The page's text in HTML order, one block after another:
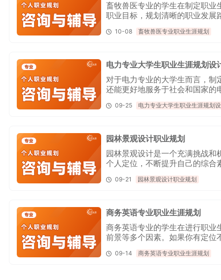
畜牧兽医专业的学生在制定职业
职业目标，规划清晰的职业发展
万人解决各类职业问题。向阳生
10-08 畜牧兽医专业职业生涯规划
电力专业大学生职业生涯规划设
对于电力专业的大学生而言，制
还能更好地服务于社会和国家的
一对一职业规划咨询，为您量身
09-25 电力专业大学生职业生涯规划
园林景观设计职业规划
园林景观设计是一个充满挑战
个人定位，不断提升自己的综合
向阳生涯一对一职业规划咨询，
09-21 园林景观设计职业规划
商务英语专业职业生涯规划
商务英语专业的学生在进行职业
前景等多个因素。如果你有定位
09-14 商务英语专业职业生涯规划